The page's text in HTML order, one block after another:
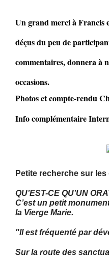
Un grand merci à Francis
déçus du peu de
commentaires, donnera à
occasions.
Photos et compte-rendu
Info complémentaire
Petite recherche sur
QU’EST-CE QU’UN
C’est un petit
la Vierge Marie.
"ll est fréquenté par
Sur la route des